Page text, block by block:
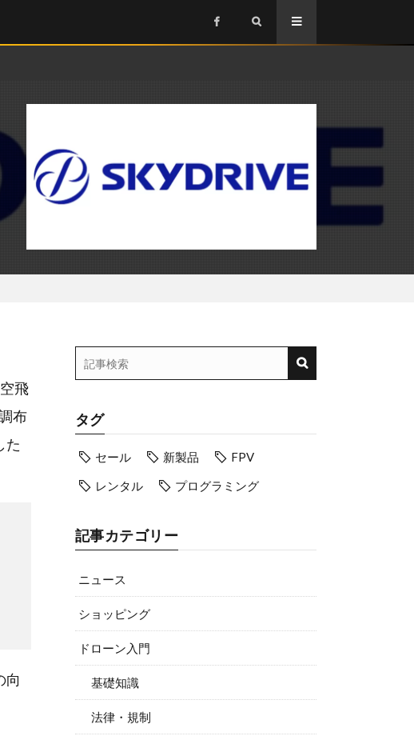
飛
布
た
向
タグ
セール 新製品
FPV
レンタル
プログラミング
記事カテゴリー
ニュース
ショッピング
ドローン入門
基礎知識
法律・規制